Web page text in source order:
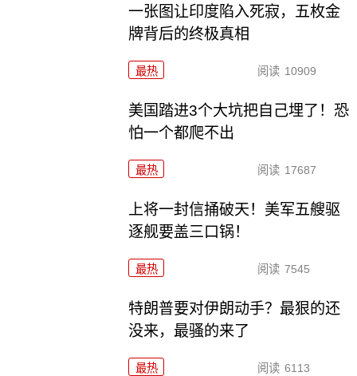
一张图让印度陷入死寂，五枚金
牌背后的终极真相
最热 阅读 10909
美国踏进3个大坑把自己埋了！恐
怕一个都爬不出
最热 阅读 17687
上将一封信捅破天！美军五艘驱
逐舰要盖三口锅！
最热 阅读 7545
特朗普要对伊朗动手？最狠的还
没来，最骚的来了
最热 阅读 6113